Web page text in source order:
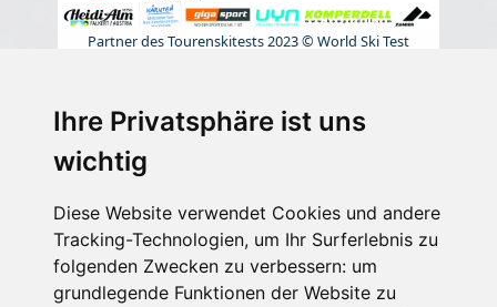
Ihre Privatsphäre ist uns
wichtig
Diese Website verwendet Cookies und andere
Tracking-Technologien, um Ihr Surferlebnis zu
folgenden Zwecken zu verbessern: um
grundlegende Funktionen der Website zu
Partner des Tourenskitests 2023 © World Ski Test